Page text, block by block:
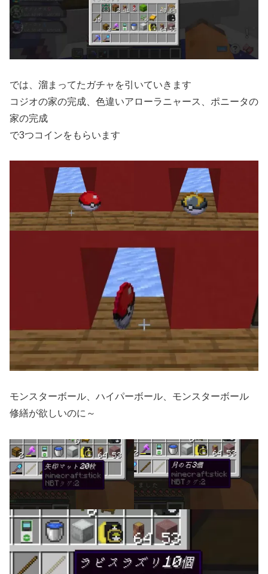
では、溜まってたガチャを引いていきます
コジオの家の完成、色違いアローラニャース、ポニータの
家の完成
で3つコインをもらいます
モンスターボール、ハイパーボール、モンスターボール
修繕が欲しいのに～